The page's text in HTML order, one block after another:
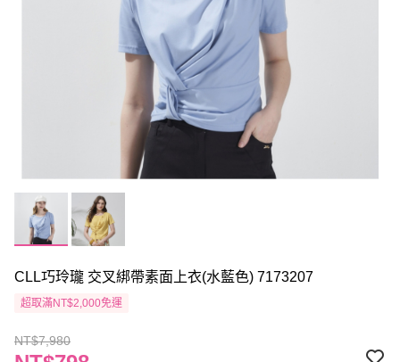
CLL巧玲瓏 交叉綁帶素面上衣(水藍色) 7173207
超取滿NT$2,000免運
NT$7,980